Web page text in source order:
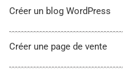
Créer un blog WordPress
Créer une page de vente